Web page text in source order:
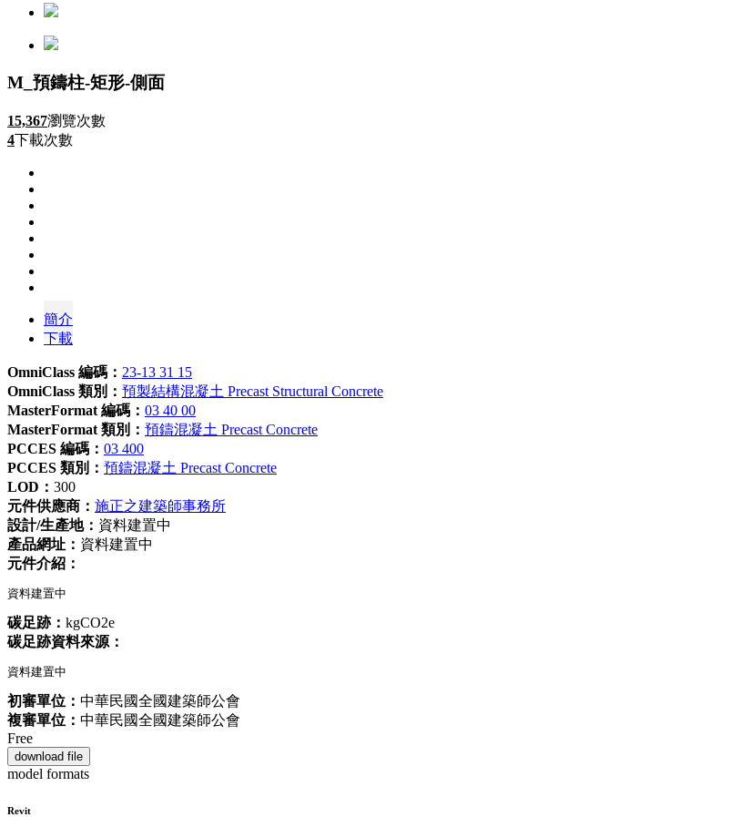
M_預鑄柱-矩形-側面
15,367瀏覽次數
4下載次數
簡介
下載
OmniClass 編碼： 23-13 31 15
OmniClass 類別： 預製結構混凝土 Precast Structural Concrete
MasterFormat 編碼： 03 40 00
MasterFormat 類別： 預鑄混凝土 Precast Concrete
PCCES 編碼： 03 400
PCCES 類別： 預鑄混凝土 Precast Concrete
LOD： 300
元件供應商： 施正之建築師事務所
設計/生產地： 資料建置中
產品網址： 資料建置中
元件介紹：
資料建置中
碳足跡： kgCO2e
碳足跡資料來源：
資料建置中
初審單位： 中華民國全國建築師公會
複審單位： 中華民國全國建築師公會
Free
download file
model formats
Revit